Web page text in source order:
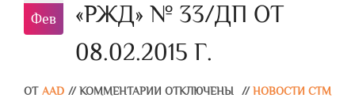
Фев
«РЖД» № 33/ДП ОТ
08.02.2015 Г.
ОТ AAD // КОММЕНТАРИИ ОТКЛЮЧЕНЫ // НОВОСТИ СТМ